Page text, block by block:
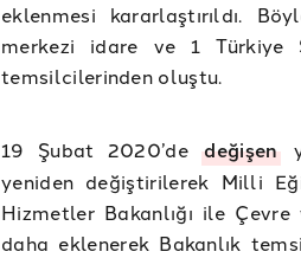
eklenmesi kararlaştırıldı.
merkezi idare ve 1 Türkiye
temsilcilerinden oluştu.
19 Şubat 2020’dedeğişen
yeniden değiştirilerek Milli
Hizmetler Bakanlığı ile Çevre
daha eklenerek Bakanlık